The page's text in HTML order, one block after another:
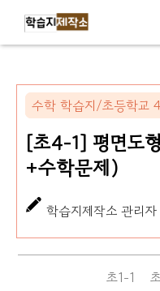
수학 학습지/초등학교
[초4-1] 평면도
+수학문제)
학습지제작소 관리자
초1-1